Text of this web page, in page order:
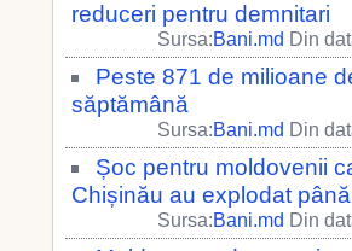
reduceri pentru demnitari
Sursa:Bani.md Din
Peste 871 de milioane
săptămână
Sursa:Bani.md Din
Șoc pentru moldovenii
Chișinău au explodat
Sursa:Bani.md Din